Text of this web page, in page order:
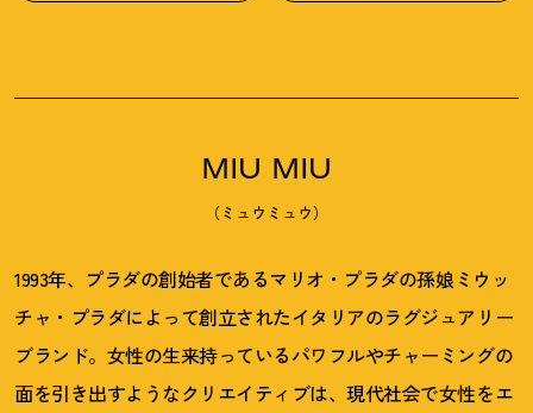
MIU MIU
（ミュウミュウ）
1993年、プラダの創始者であるマリオ・プラダの孫娘ミウッ
チャ・プラダによって創立されたイタリアのラグジュアリー
ブランド。女性の生来持っているパワフルやチャーミングの
面を引き出すようなクリエイティブは、現代社会で女性をエ